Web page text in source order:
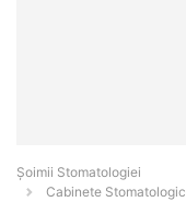
Șoimii Stomatologiei
Cabinete